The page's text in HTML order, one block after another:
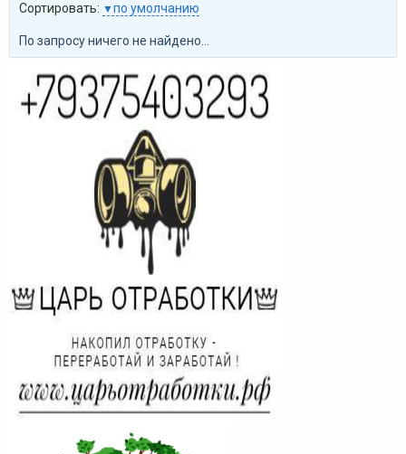
Сортировать: по умолчанию
По запросу ничего не найдено...